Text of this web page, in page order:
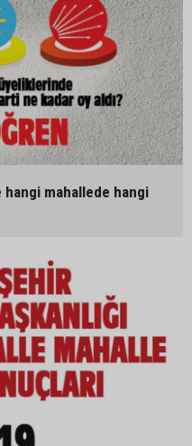
mahallede hangi